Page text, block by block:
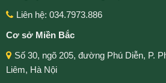
Liên hệ: 034.7973.886
Cơ sở Miền Bắc
Số 30, ngõ 205, đường Phú Diễn, P.
Liêm, Hà Nội